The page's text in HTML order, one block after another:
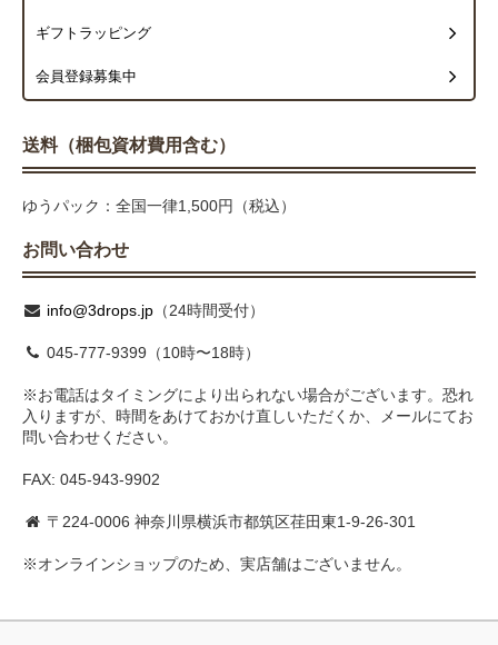
ギフトラッピング
会員登録募集中
送料（梱包資材費用含む）
ゆうパック：全国一律1,500円（税込）
お問い合わせ
info@3drops.jp （24時間受付）
045-777-9399（10時〜18時）
※お電話はタイミングにより出られない場合がございます。恐れ
入りますが、時間をあけておかけ直しいただくか、メールにてお
問い合わせください。
FAX: 045-943-9902
〒224-0006 神奈川県横浜市都筑区荏田東1-9-26-301
※オンラインショップのため、実店舗はございません。